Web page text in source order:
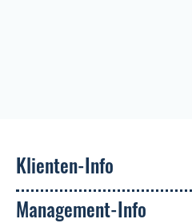
Klienten-Info
Management-Info